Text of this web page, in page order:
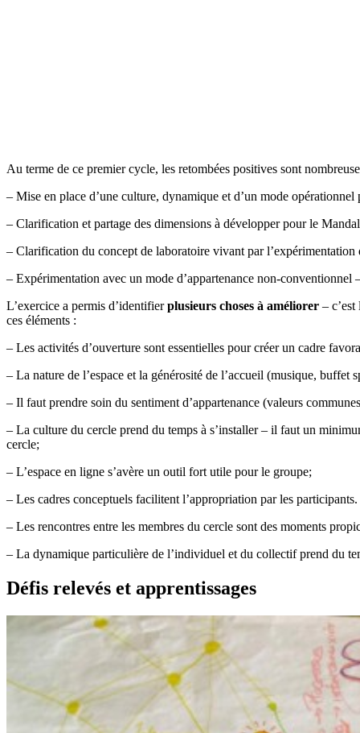
Au terme de ce premier cycle, les retombées positives sont
– Mise en place d’une culture, dynamique et d’un mode
– Clarification et partage des dimensions à développer pour le
– Clarification du concept de laboratoire vivant par
– Expérimentation avec un mode d’appartenance non-conventionnel
L’exercice a permis d’identifierplusieurs choses à améliorer –
ces éléments :
– Les activités d’ouverture sont essentielles pour créer un cadre
– La nature de l’espace et la générosité de l’accueil (musique,
– Il faut prendre soin du sentiment d’appartenance (valeurs
– La culture du cercle prend du temps à s’installer – il faut un
cercle;
– L’espace en ligne s’avère un outil fort utile pour le groupe;
– Les cadres conceptuels facilitent l’appropriation par les
– Les rencontres entre les membres du cercle sont des moments
– La dynamique particulière de l’individuel et du collectif prend du
Défis relevés et apprentissages